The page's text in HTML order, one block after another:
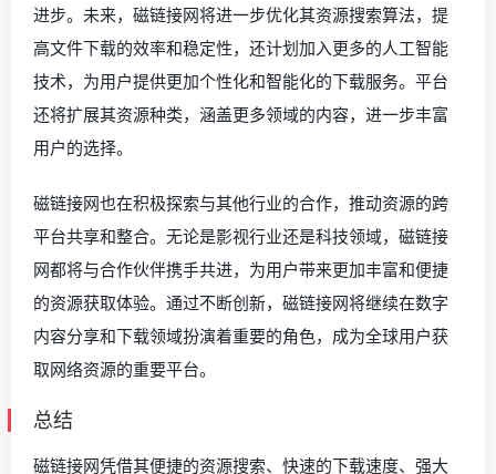
进步。未来，磁链接网将进一步优化其资源搜索算法，提
高文件下载的效率和稳定性，还计划加入更多的人工智能
技术，为用户提供更加个性化和智能化的下载服务。平台
还将扩展其资源种类，涵盖更多领域的内容，进一步丰富
用户的选择。
磁链接网也在积极探索与其他行业的合作，推动资源的跨
平台共享和整合。无论是影视行业还是科技领域，磁链接
网都将与合作伙伴携手共进，为用户带来更加丰富和便捷
的资源获取体验。通过不断创新，磁链接网将继续在数字
内容分享和下载领域扮演着重要的角色，成为全球用户获
取网络资源的重要平台。
总结
磁链接网凭借其便捷的资源搜索、快速的下载速度、强大